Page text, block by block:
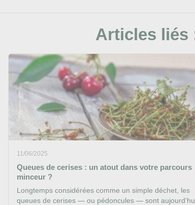
Articles liés
11/06/2025
Queues de cerises : un atout dans votre parcours
minceur ?
Longtemps considérées comme un simple déchet, les
queues de cerises — ou pédoncules — sont